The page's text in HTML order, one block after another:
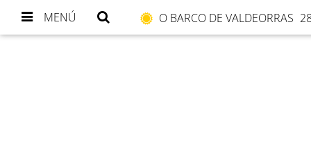
MENÚ O BARCO DE VALDEORRAS